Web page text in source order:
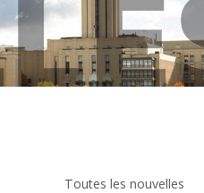
Toutes les nouvelles